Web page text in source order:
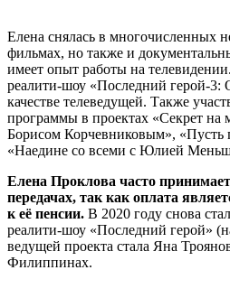
Елена снялась в многочисленных
фильмах, но также и
имеет опыт работы на
реалити-шоу «Последний герой-3:
качестве телеведущей. Также
программы в проектах «Секрет
Борисом Корчевниковым», «Пусть
«Наедине со всеми с Юлией
Елена Проклова часто
передачах, так как оплата
к её пенсии. В 2020 году снова
реалити-шоу «Последний герой»
ведущей проекта стала Яна
Филиппинах.